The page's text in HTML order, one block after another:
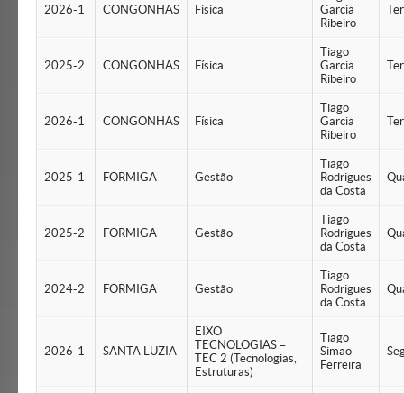
2026-1 CONGONHAS Física
Garcia
Ribeiro
2025-2 CONGONHAS Física
Tiago
Garcia
Ribeiro
2026-1 CONGONHAS Física
Tiago
Garcia
Ribeiro
2025-1 FORMIGA Gestão
Tiago
Rodrigues
da Costa
2025-2 FORMIGA Gestão
Tiago
Rodrigues
da Costa
2024-2 FORMIGA Gestão
Tiago
Rodrigues
da Costa
2026-1 SANTA LUZIA
EIXO
TECNOLOGIAS –
TEC 2 (Tecnologias,
Estruturas)
Tiago
Simao
Ferreira